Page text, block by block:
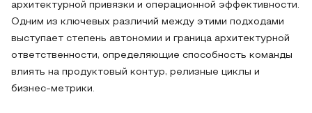
архитектурной привязки и операционной эффективности.
Одним из ключевых различий между этими подходами
выступает степень автономии и граница архитектурной
ответственности, определяющие способность команды
влиять на продуктовый контур, релизные циклы и
бизнес-метрики.